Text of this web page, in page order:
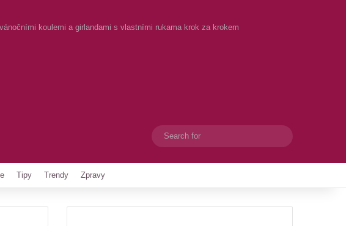
koulemi a girlandami s vlastními rukama krok za krokem
Switch skin
Tipy Trendy Zpravy